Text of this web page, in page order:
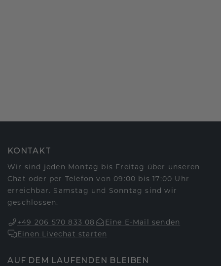
KONTAKT
Wir sind jeden Montag bis Freitag über unseren
Chat oder per Telefon von 09:00 bis 17:00 Uhr
erreichbar. Samstag und Sonntag sind wir
geschlossen.
+49 206 570 833 08
Eine E-Mail senden
Einen Livechat starten
AUF DEM LAUFENDEN BLEIBEN